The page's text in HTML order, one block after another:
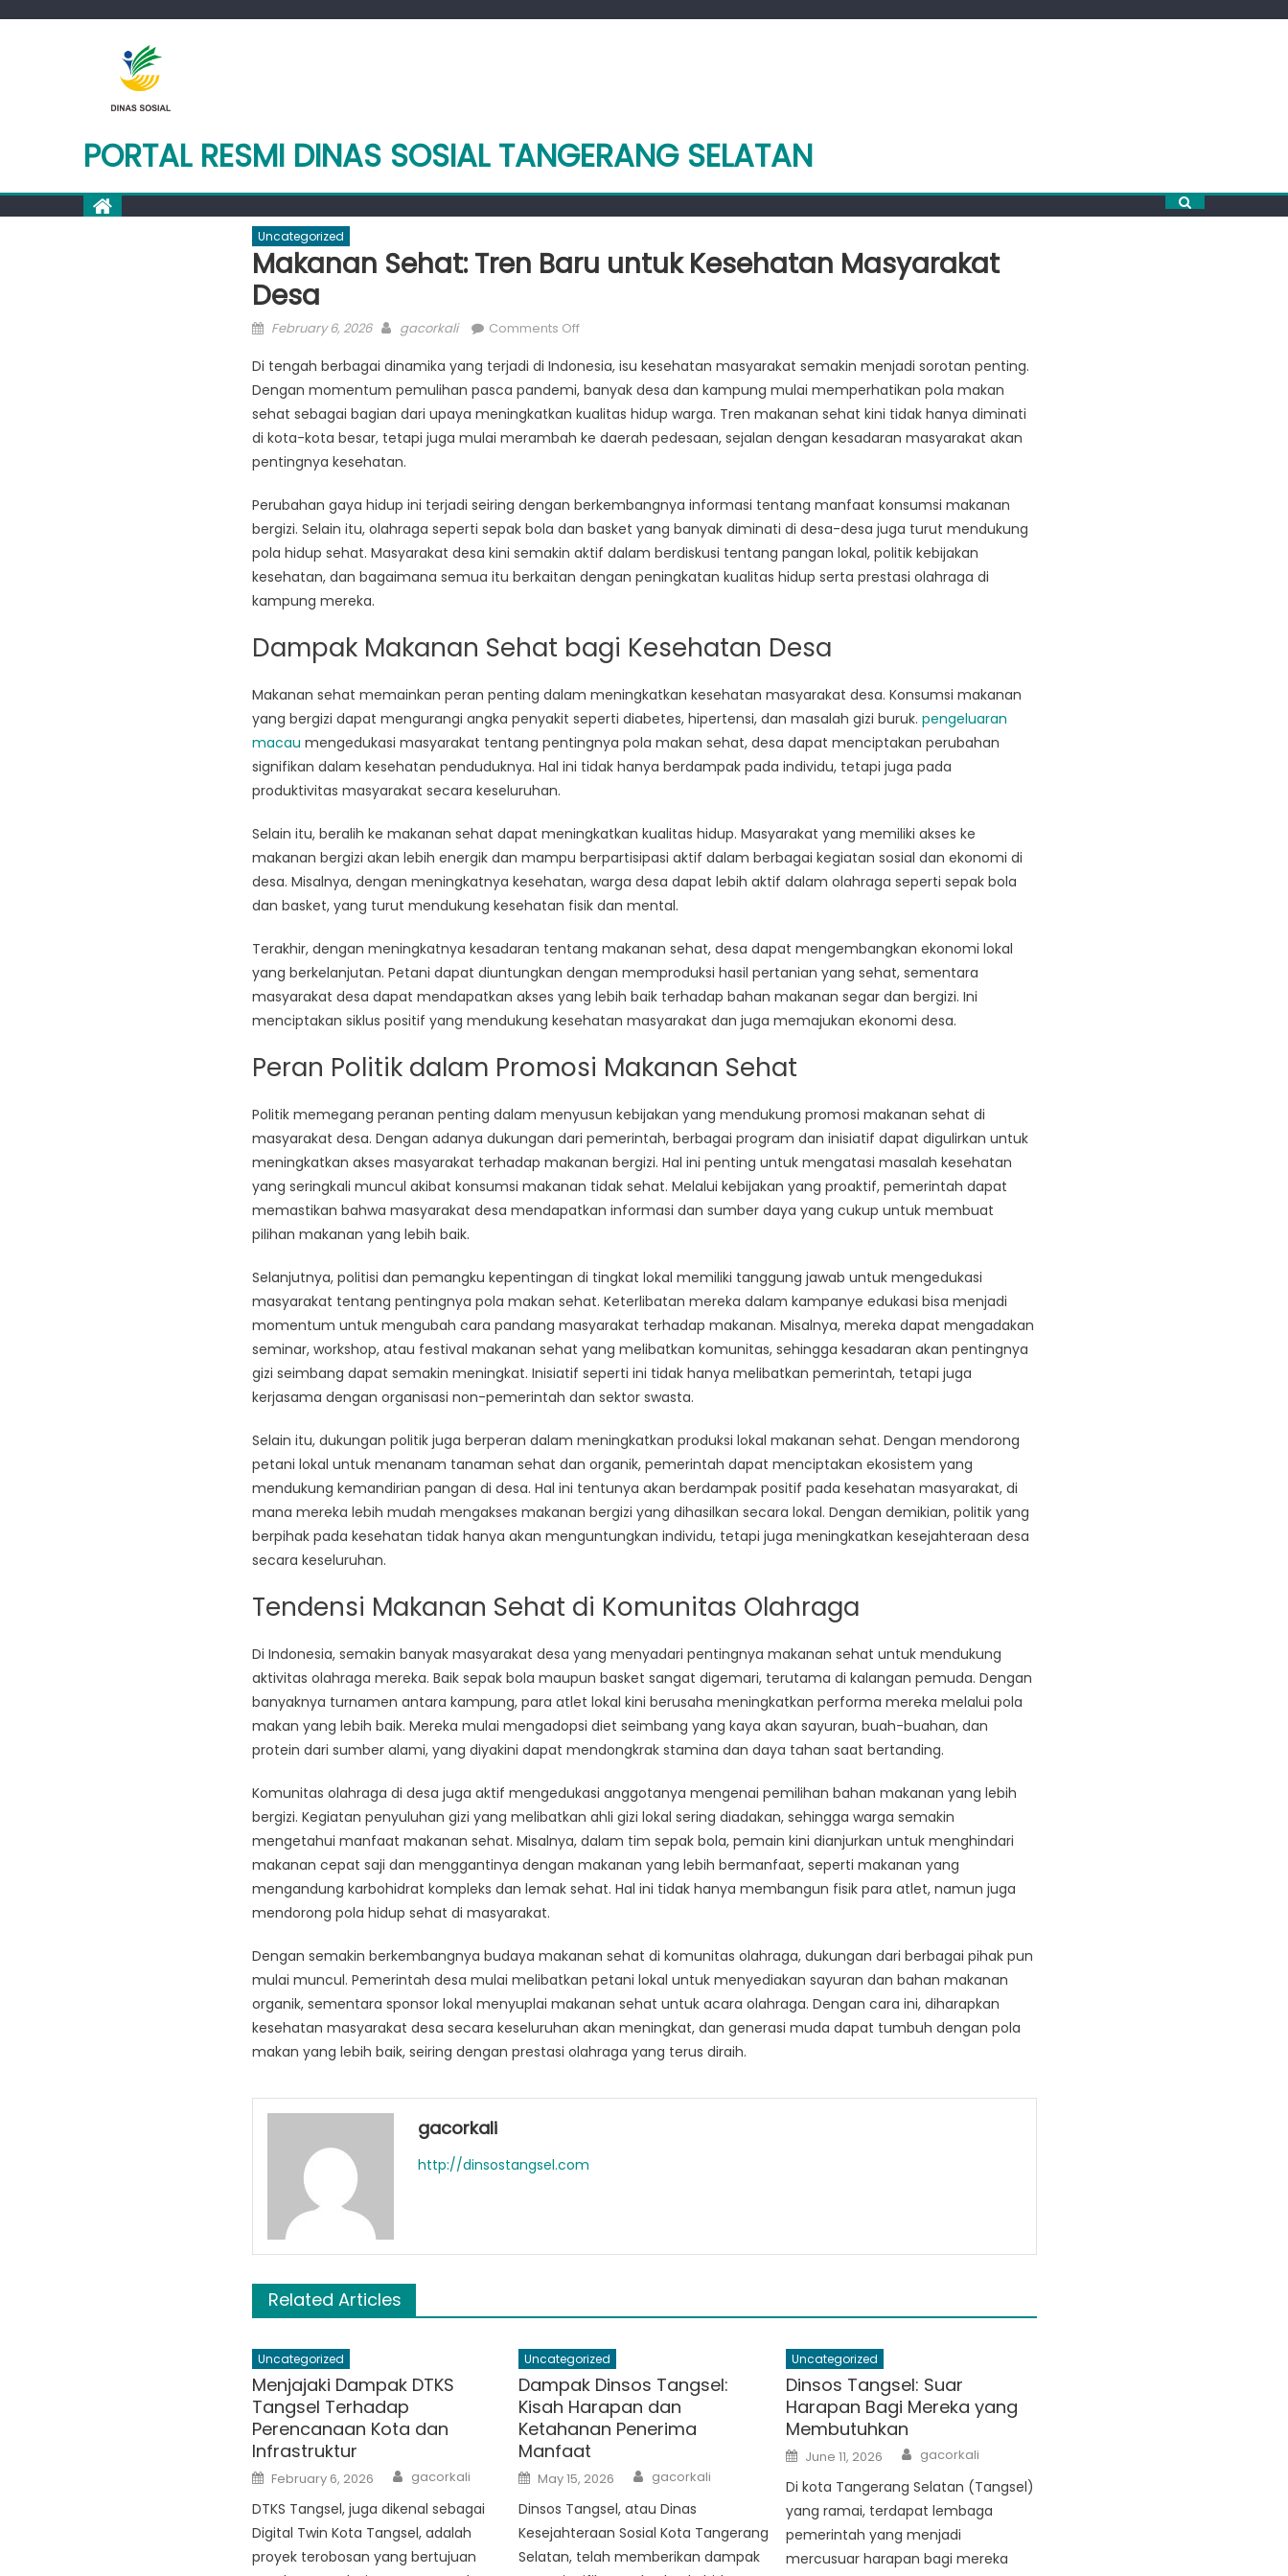
PORTAL RESMI DINAS SOSIAL TANGERANG SELATAN
Uncategorized
Makanan Sehat: Tren Baru untuk Kesehatan Masyarakat
Desa
Posted
February 6, 2026 Author
gacorkali Comments Offon
Sehat:
Tren
Baru
untuk
Desa
Di tengah berbagai dinamika yang terjadi di Indonesia, isu kesehatan masyarakat semakin menjadi sorotan penting.
Dengan momentum pemulihan pasca pandemi, banyak desa dan kampung mulai memperhatikan pola makan
sehat sebagai bagian dari upaya meningkatkan kualitas hidup warga. Tren makanan sehat kini tidak hanya diminati
di kota-kota besar, tetapi juga mulai merambah ke daerah pedesaan, sejalan dengan kesadaran masyarakat akan
pentingnya kesehatan.
Perubahan gaya hidup ini terjadi seiring dengan berkembangnya informasi tentang manfaat konsumsi makanan
bergizi. Selain itu, olahraga seperti sepak bola dan basket yang banyak diminati di desa-desa juga turut mendukung
pola hidup sehat. Masyarakat desa kini semakin aktif dalam berdiskusi tentang pangan lokal, politik kebijakan
kesehatan, dan bagaimana semua itu berkaitan dengan peningkatan kualitas hidup serta prestasi olahraga di
kampung mereka.
Dampak Makanan Sehat bagi Kesehatan Desa
Makanan sehat memainkan peran penting dalam meningkatkan kesehatan masyarakat desa. Konsumsi makanan
yang bergizi dapat mengurangi angka penyakit seperti diabetes, hipertensi, dan masalah gizi buruk. pengeluaran
macau mengedukasi masyarakat tentang pentingnya pola makan sehat, desa dapat menciptakan perubahan
signifikan dalam kesehatan penduduknya. Hal ini tidak hanya berdampak pada individu, tetapi juga pada
produktivitas masyarakat secara keseluruhan.
Selain itu, beralih ke makanan sehat dapat meningkatkan kualitas hidup. Masyarakat yang memiliki akses ke
makanan bergizi akan lebih energik dan mampu berpartisipasi aktif dalam berbagai kegiatan sosial dan ekonomi di
desa. Misalnya, dengan meningkatnya kesehatan, warga desa dapat lebih aktif dalam olahraga seperti sepak bola
dan basket, yang turut mendukung kesehatan fisik dan mental.
Terakhir, dengan meningkatnya kesadaran tentang makanan sehat, desa dapat mengembangkan ekonomi lokal
yang berkelanjutan. Petani dapat diuntungkan dengan memproduksi hasil pertanian yang sehat, sementara
masyarakat desa dapat mendapatkan akses yang lebih baik terhadap bahan makanan segar dan bergizi. Ini
menciptakan siklus positif yang mendukung kesehatan masyarakat dan juga memajukan ekonomi desa.
Peran Politik dalam Promosi Makanan Sehat
Politik memegang peranan penting dalam menyusun kebijakan yang mendukung promosi makanan sehat di
masyarakat desa. Dengan adanya dukungan dari pemerintah, berbagai program dan inisiatif dapat digulirkan untuk
meningkatkan akses masyarakat terhadap makanan bergizi. Hal ini penting untuk mengatasi masalah kesehatan
yang seringkali muncul akibat konsumsi makanan tidak sehat. Melalui kebijakan yang proaktif, pemerintah dapat
memastikan bahwa masyarakat desa mendapatkan informasi dan sumber daya yang cukup untuk membuat
pilihan makanan yang lebih baik.
Selanjutnya, politisi dan pemangku kepentingan di tingkat lokal memiliki tanggung jawab untuk mengedukasi
masyarakat tentang pentingnya pola makan sehat. Keterlibatan mereka dalam kampanye edukasi bisa menjadi
momentum untuk mengubah cara pandang masyarakat terhadap makanan. Misalnya, mereka dapat mengadakan
seminar, workshop, atau festival makanan sehat yang melibatkan komunitas, sehingga kesadaran akan pentingnya
gizi seimbang dapat semakin meningkat. Inisiatif seperti ini tidak hanya melibatkan pemerintah, tetapi juga
kerjasama dengan organisasi non-pemerintah dan sektor swasta.
Selain itu, dukungan politik juga berperan dalam meningkatkan produksi lokal makanan sehat. Dengan mendorong
petani lokal untuk menanam tanaman sehat dan organik, pemerintah dapat menciptakan ekosistem yang
mendukung kemandirian pangan di desa. Hal ini tentunya akan berdampak positif pada kesehatan masyarakat, di
mana mereka lebih mudah mengakses makanan bergizi yang dihasilkan secara lokal. Dengan demikian, politik yang
berpihak pada kesehatan tidak hanya akan menguntungkan individu, tetapi juga meningkatkan kesejahteraan desa
secara keseluruhan.
Tendensi Makanan Sehat di Komunitas Olahraga
Di Indonesia, semakin banyak masyarakat desa yang menyadari pentingnya makanan sehat untuk mendukung
aktivitas olahraga mereka. Baik sepak bola maupun basket sangat digemari, terutama di kalangan pemuda. Dengan
banyaknya turnamen antara kampung, para atlet lokal kini berusaha meningkatkan performa mereka melalui pola
makan yang lebih baik. Mereka mulai mengadopsi diet seimbang yang kaya akan sayuran, buah-buahan, dan
protein dari sumber alami, yang diyakini dapat mendongkrak stamina dan daya tahan saat bertanding.
Komunitas olahraga di desa juga aktif mengedukasi anggotanya mengenai pemilihan bahan makanan yang lebih
bergizi. Kegiatan penyuluhan gizi yang melibatkan ahli gizi lokal sering diadakan, sehingga warga semakin
mengetahui manfaat makanan sehat. Misalnya, dalam tim sepak bola, pemain kini dianjurkan untuk menghindari
makanan cepat saji dan menggantinya dengan makanan yang lebih bermanfaat, seperti makanan yang
mengandung karbohidrat kompleks dan lemak sehat. Hal ini tidak hanya membangun fisik para atlet, namun juga
mendorong pola hidup sehat di masyarakat.
Dengan semakin berkembangnya budaya makanan sehat di komunitas olahraga, dukungan dari berbagai pihak pun
mulai muncul. Pemerintah desa mulai melibatkan petani lokal untuk menyediakan sayuran dan bahan makanan
organik, sementara sponsor lokal menyuplai makanan sehat untuk acara olahraga. Dengan cara ini, diharapkan
kesehatan masyarakat desa secara keseluruhan akan meningkat, dan generasi muda dapat tumbuh dengan pola
makan yang lebih baik, seiring dengan prestasi olahraga yang terus diraih.
gacorkali
http://dinsostangsel.com
Related Articles
Uncategorized
Menjajaki Dampak DTKS
Tangsel Terhadap
Perencanaan Kota dan
Infrastruktur
Posted
on
February 6, 2026 Author
gacorkali
DTKS Tangsel, juga dikenal sebagai
Digital Twin Kota Tangsel, adalah
proyek terobosan yang bertujuan
Uncategorized
Dampak Dinsos Tangsel:
Kisah Harapan dan
Ketahanan Penerima
Manfaat
Posted
on
May 15, 2026 Author
gacorkali
Dinsos Tangsel, atau Dinas
Kesejahteraan Sosial Kota Tangerang
Selatan, telah memberikan dampak
Uncategorized
Dinsos Tangsel: Suar
Harapan Bagi Mereka yang
Membutuhkan
Posted
on
June 11, 2026 Author
gacorkali
Di kota Tangerang Selatan (Tangsel)
yang ramai, terdapat lembaga
pemerintah yang menjadi
mercusuar harapan bagi mereka